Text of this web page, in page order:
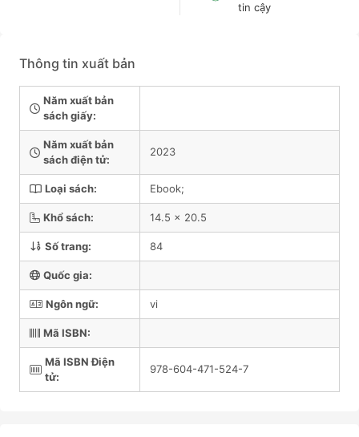
tin cậy
Thông tin xuất bản
Năm xuất bản
sách giấy:
Năm xuất bản
sách điện tử:
2023
Loại sách: Ebook;
Khổ sách: 14.5 x 20.5
Số trang: 84
Quốc gia:
Ngôn ngữ: vi
Mã ISBN:
Mã ISBN Điện
tử:
978-604-471-524-7